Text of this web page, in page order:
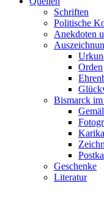
Schriften
Politische
Anekdoten
Orden
Bismarck
Geschenke
Literatur